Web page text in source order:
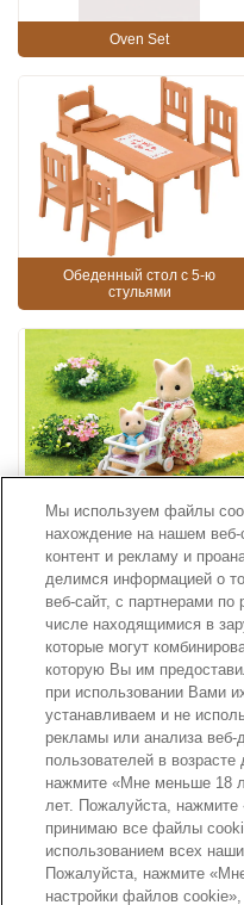
Oven Set
Обеденный стол с 5-ю
стульями
Nursery Pushchair
Мы используем файлы
нахождение на нашем веб-
контент и рекламу и
делимся информацией о
веб-сайт, с партнерами
числе находящимися в
которые могут
которую Вы им
при использовании Вами
устанавливаем и не
рекламы или анализа веб-
пользователей в
нажмите «Мне меньше 18
лет. Пожалуйста,
принимаю все файлы
использованием всех
Пожалуйста, нажмите
настройки файлов